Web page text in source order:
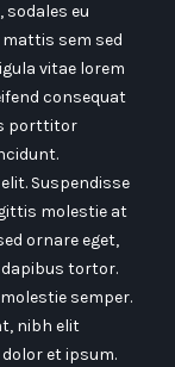
sodales eu
sem sed
vitae lorem
consequat
porttitor
Suspendisse
molestie at
ornare eget,
dapibus tortor.
semper.
nibh elit
et ipsum.